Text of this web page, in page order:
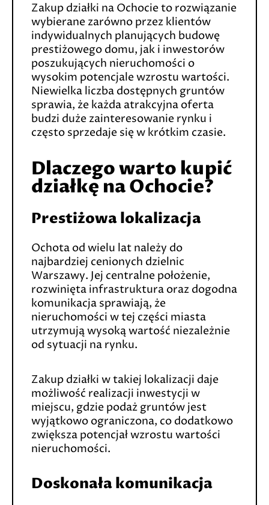
Zakup działki na Ochocie to rozwiązanie
wybierane zarówno przez klientów
indywidualnych planujących budowę
prestiżowego domu, jak i inwestorów
poszukujących nieruchomości o
wysokim potencjale wzrostu wartości.
Niewielka liczba dostępnych gruntów
sprawia, że każda atrakcyjna oferta
budzi duże zainteresowanie rynku i
często sprzedaje się w krótkim czasie.
Dlaczego warto kupić
działkę na Ochocie?
Prestiżowa lokalizacja
Ochota od wielu lat należy do
najbardziej cenionych dzielnic
Warszawy. Jej centralne położenie,
rozwinięta infrastruktura oraz dogodna
komunikacja sprawiają, że
nieruchomości w tej części miasta
utrzymują wysoką wartość niezależnie
od sytuacji na rynku.
Zakup działki w takiej lokalizacji daje
możliwość realizacji inwestycji w
miejscu, gdzie podaż gruntów jest
wyjątkowo ograniczona, co dodatkowo
zwiększa potencjał wzrostu wartości
nieruchomości.
Doskonała komunikacja